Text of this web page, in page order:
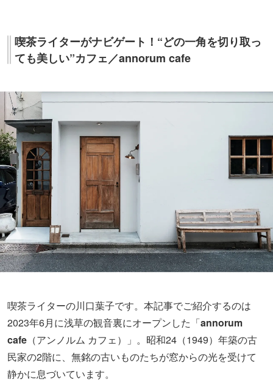
喫茶ライターがナビゲート！“どの一角を切り取っ
ても美しい”カフェ／annorum cafe
喫茶ライターの川口葉子です。本記事でご紹介するのは
2023年6月に浅草の観音裏にオープンした「annorum
cafe （アンノルム カフェ）」。昭和24（1949）年築の古
民家の2階に、無銘の古いものたちが窓からの光を受けて
静かに息づいています。